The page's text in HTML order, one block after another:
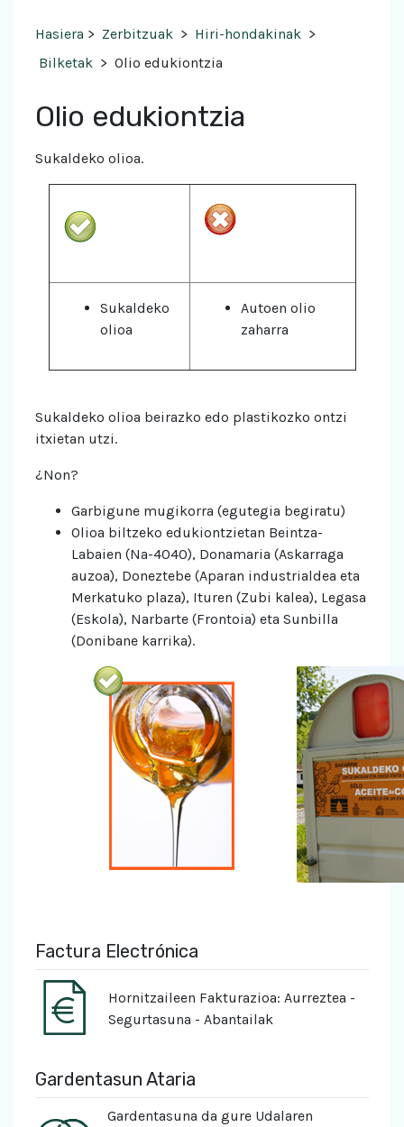
Hasiera > Zerbitzuak > Hiri-hondakinak >
Bilketak > Olio edukiontzia
Olio edukiontzia
Sukaldeko olioa.
Sukaldeko
olioa
Autoen olio
zaharra
Sukaldeko olioa beirazko edo plastikozko ontzi
itxietan utzi.
¿Non?
Garbigune mugikorra (egutegia begiratu)
Olioa biltzeko edukiontzietan Beintza-
Labaien (Na-4040), Donamaria (Askarraga
auzoa), Doneztebe (Aparan industrialdea eta
Merkatuko plaza), Ituren (Zubi kalea), Legasa
(Eskola), Narbarte (Frontoia) eta Sunbilla
(Donibane karrika).
Factura Electrónica
Hornitzaileen Fakturazioa: Aurreztea -
Segurtasuna - Abantailak
Gardentasun Ataria
Gardentasuna da gure Udalaren